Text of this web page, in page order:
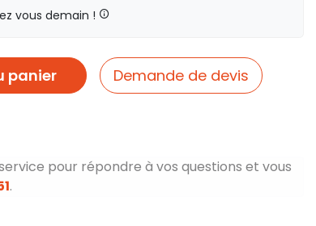
vous demain !
panier Demande de devis
pour répondre à vos questions et vous
.